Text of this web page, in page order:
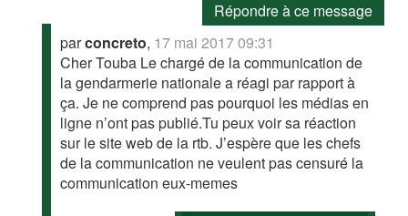
Répondre à ce message
parconcreto, 17 mai 2017 09:31
Cher Touba Le chargé de la communication de
la gendarmerie nationale a réagi par rapport à
ça. Je ne comprend pas pourquoi les médias en
ligne n’ont pas publié.Tu peux voir sa réaction
sur le site web de la rtb. J’espère que les chefs
de la communication ne veulent pas censuré la
communication eux-memes